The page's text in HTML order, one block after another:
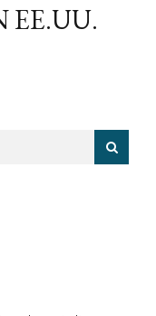
EE.UU.